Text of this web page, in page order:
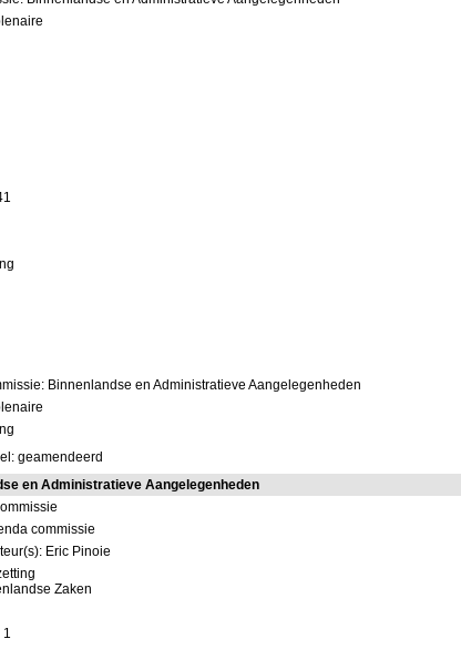
Binnenlandse en Administratieve Aangelegenheden
geamendeerd
en Administratieve Aangelegenheden
commissie
Eric Pinoie
Zaken
1